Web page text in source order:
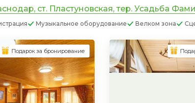
ст. Пластуновская, тер. Усадьба
Музыкальное оборудование Велком зона
Подарок за бронирование